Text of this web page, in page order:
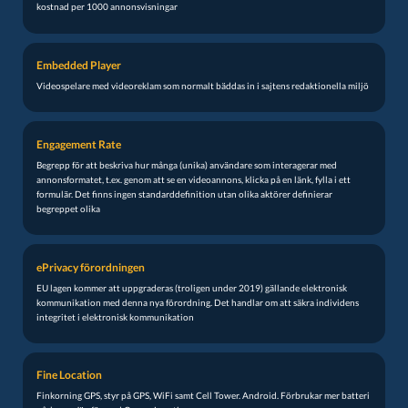
kostnad per 1000 annonsvisningar
Embedded Player
Videospelare med videoreklam som normalt bäddas in i sajtens redaktionella miljö
Engagement Rate
Begrepp för att beskriva hur många (unika) användare som interagerar med
annonsformatet, t.ex. genom att se en videoannons, klicka på en länk, fylla i ett
formulär. Det finns ingen standarddefinition utan olika aktörer definierar
begreppet olika
ePrivacy förordningen
EU lagen kommer att uppgraderas (troligen under 2019) gällande elektronisk
kommunikation med denna nya förordning. Det handlar om att säkra individens
integritet i elektronisk kommunikation
Fine Location
Finkorning GPS, styr på GPS, WiFi samt Cell Tower. Android. Förbrukar mer batteri